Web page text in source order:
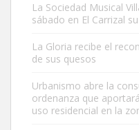
Este gato macho ha
Leales.org » Gran Canaria |
La Sociedad Musical
sábado en El Carrizal
La Gloria recibe el
de sus quesos
Urbanismo abre la
ordenanza que
uso residencial en la